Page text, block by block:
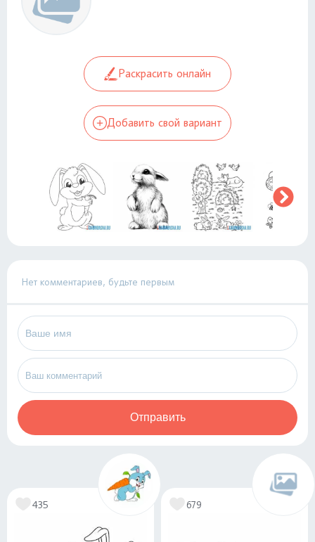
Раскрасить онлайн
Добавить свой вариант
Нет комментариев, будьте первым
Отправить
435 679